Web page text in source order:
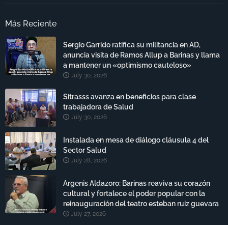
Más Reciente
Sergio Garrido ratifica su militancia en AD,
anuncia visita de Ramos Allup a Barinas y llama
a mantener un «optimismo cauteloso»
July 30, 2026
Sitrasss avanza en beneficios para clase
trabajadora de Salud
July 30, 2026
Instalada en mesa de diálogo cláusula 4 del
Sector Salud
July 28, 2026
Argenis Aldazoro: Barinas reaviva su corazón
cultural y fortalece el poder popular con la
reinauguración del teatro esteban ruiz guevara
July 27, 2026